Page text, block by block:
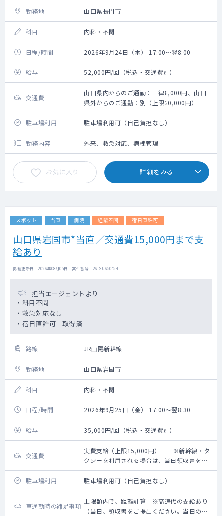
勤務地 山口県長門市
科目 内科・不問
日程/時間 2026年9月24日（木） 17:00～翌8:00
給与 52,000円/回（税込・交通費別）
交通費
山口県内からのご通勤：一律8,000円、山口
県外からのご通勤：別（上限20,000円）
駐車場利用 駐車場利用可（自己負担なし）
勤務内容 外来、救急対応、病棟管理
お気に入り 詳細をみる
スポット 当直 病院 経験不問 宿日直許可
山口県岩国市*当直／交通費15,000円まで支
給あり
掲載更新日 : 2026年08月05日 案件番号 : 26-SU650454
担当エージェントより
・科目不問
・救急対応なし
・宿日直許可 取得済
路線 JR山陽新幹線
勤務地 山口県岩国市
科目 内科・不問
日程/時間 2026年9月25日（金） 17:00～翌8:30
給与 35,000円/回（税込・交通費別）
交通費
実費支給（上限15,000円） ※新幹線・タ
クシーを利用される場合は、当日領収書をご
提出ください。
駐車場利用
駐車場利用可（自己負担なし）
車通勤時の補足事項
上限額内で、距離計算 ※高速代の支給あり
（当日、領収書をご提出ください。当日のご